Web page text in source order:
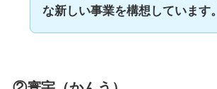
な新しい事業を構想しています。